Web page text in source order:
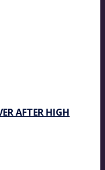
AFTER HIGH